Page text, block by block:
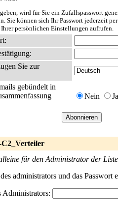
wird für Sie ein Zufallspasswort
Sie können sich Ihr Passwort jederzeit
persönlichen Einstellungen aufrufen.
Sie zur
gebündelt in
Nein Ja
für den Administrator der
administrators und das
Administrators: